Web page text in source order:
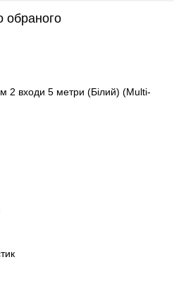
обраного
2 входи 5 метри (Білий) (Multi-